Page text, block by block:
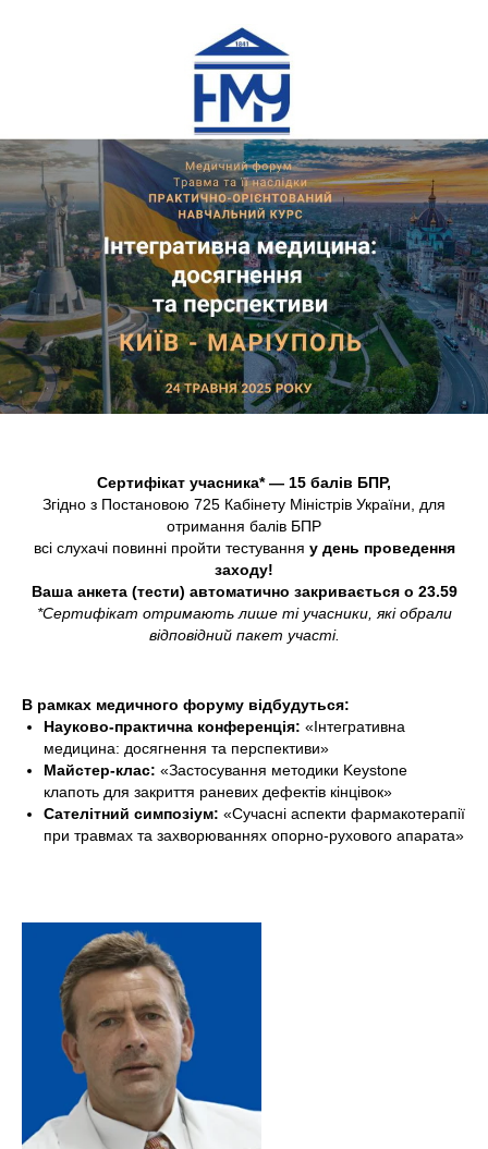
Сертифікат учасника* — 15 балів БПР,
Згідно з Постановою 725 Кабінету Міністрів України, для
отримання балів БПР
всі слухачі повинні пройти тестування у день проведення
заходу!
Ваша анкета (тести) автоматично закривається о 23.59
*Сертифікат отримають лише ті учасники, які обрали
відповідний пакет участі.
В рамках медичного форуму відбудуться:
Науково-практична конференція: «Інтегративна
медицина: досягнення та перспективи»
Майстер-клас: «Застосування методики Keystone
клапоть для закриття раневих дефектів кінцівок»
Сателітний симпозіум: «Сучасні аспекти фармакотерапії
при травмах та захворюваннях опорно-рухового апарата»